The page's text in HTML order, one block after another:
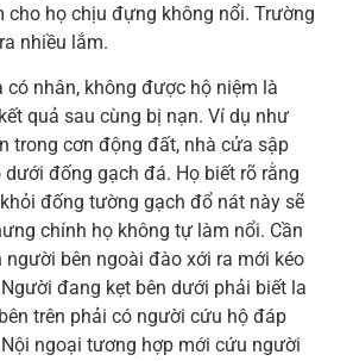
cho họ chịu đựng không nổi. Trường
nhiều lắm.
có nhân, không được hộ niệm là
quả sau cùng bị nạn. Ví dụ như
trong cơn động đất, nhà cửa sập
dưới đống gạch đá. Họ biết rõ rằng
đống tường gạch đổ nát này sẽ
chính họ không tự làm nổi. Cần
người bên ngoài đào xới ra mới kéo
đang kẹt bên dưới phải biết la
trên phải có người cứu hộ đáp
ngoại tương hợp mới cứu người